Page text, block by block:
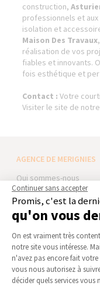
construction,
professionnels et
isolation et
Maison Des Travaux
réalisation de vos
fiables et innovants.
fois esthétique et
Contact :Votre
Visiter le site de
AGENCE DE MERIGNIES
Qui sommes-nous
Actualités
Notre charte qualité
Partenaires
Trouver une agence
Devenir franchisé
Foire aux Questions
Continuer sans accepter
Promis, c'est la
qu'on vous
Plateforme
On est vraiment très
notre site vous intéresse.
n'avez pas encore fait
vous nous autorisez à
décider quels services vous